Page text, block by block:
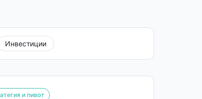
Инвестиции
и пивот